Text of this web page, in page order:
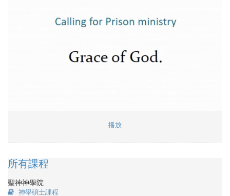
播放
所有課程
聖神神學院
神學碩士課程